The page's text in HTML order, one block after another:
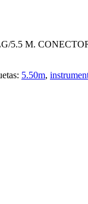
5.5 M.
5.50m,